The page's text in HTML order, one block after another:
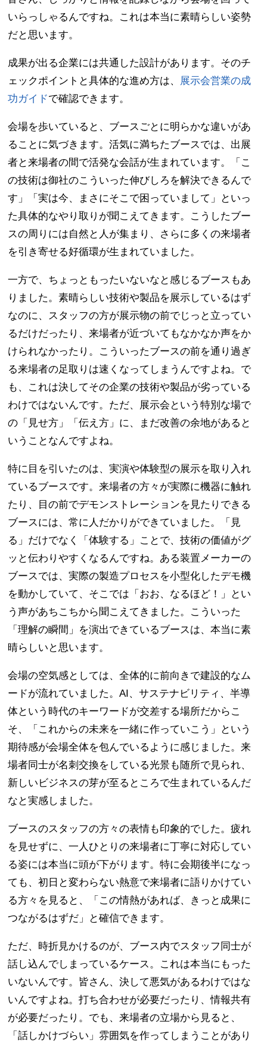
いらっしゃるんですね。これは本当に素晴らしい姿勢
だと思います。
成果が出る企業には共通した設計があります。そのチ
ェックポイントと具体的な進め方は、 展示会営業の成
功ガイドで確認できます。
会場を歩いていると、ブースごとに明らかな違いがあ
ることに気づきます。活気に満ちたブースでは、出展
者と来場者の間で活発な会話が生まれています。「こ
の技術は御社のこういった伸びしろを解決できるんで
す」「実は今、まさにそこで困っていまして」といっ
た具体的なやり取りが聞こえてきます。こうしたブー
スの周りには自然と人が集まり、さらに多くの来場者
を引き寄せる好循環が生まれていました。
一方で、ちょっともったいないなと感じるブースもあ
りました。素晴らしい技術や製品を展示しているはず
なのに、スタッフの方が展示物の前でじっと立ってい
るだけだったり、来場者が近づいてもなかなか声をか
けられなかったり。こういったブースの前を通り過ぎ
る来場者の足取りは速くなってしまうんですよね。で
も、これは決してその企業の技術や製品が劣っている
わけではないんです。ただ、展示会という特別な場で
の「見せ方」「伝え方」に、まだ改善の余地があると
いうことなんですよね。
特に目を引いたのは、実演や体験型の展示を取り入れ
ているブースです。来場者の方々が実際に機器に触れ
たり、目の前でデモンストレーションを見たりできる
ブースには、常に人だかりができていました。「見
る」だけでなく「体験する」ことで、技術の価値がグ
ッと伝わりやすくなるんですね。ある装置メーカーの
ブースでは、実際の製造プロセスを小型化したデモ機
を動かしていて、そこでは「おお、なるほど！」とい
う声があちこちから聞こえてきました。こういった
「理解の瞬間」を演出できているブースは、本当に素
晴らしいと思います。
会場の空気感としては、全体的に前向きで建設的なム
ードが流れていました。AI、サステナビリティ、半導
体という時代のキーワードが交差する場所だからこ
そ、「これからの未来を一緒に作っていこう」という
期待感が会場全体を包んでいるように感じました。来
場者同士が名刺交換をしている光景も随所で見られ、
新しいビジネスの芽が至るところで生まれているんだ
なと実感しました。
ブースのスタッフの方々の表情も印象的でした。疲れ
を見せずに、一人ひとりの来場者に丁寧に対応してい
る姿には本当に頭が下がります。特に会期後半になっ
ても、初日と変わらない熱意で来場者に語りかけてい
る方々を見ると、「この情熱があれば、きっと成果に
つながるはずだ」と確信できます。
ただ、時折見かけるのが、ブース内でスタッフ同士が
話し込んでしまっているケース。これは本当にもった
いないんです。皆さん、決して悪気があるわけではな
いんですよね。打ち合わせが必要だったり、情報共有
が必要だったり。でも、来場者の立場から見ると、
「話しかけづらい」雰囲気を作ってしまうことがあり